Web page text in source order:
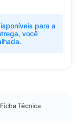
para a
você
Ficha Técnica